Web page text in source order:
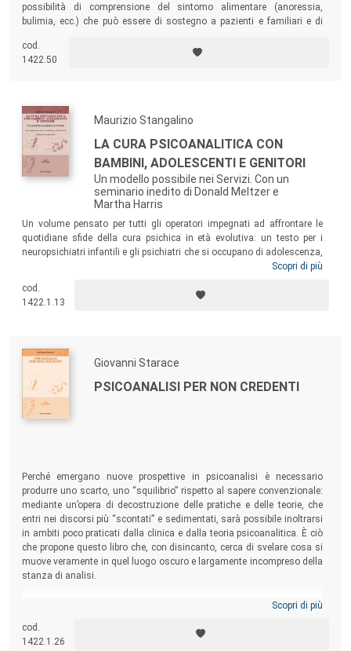
possibilità di comprensione del sintomo alimentare (anoressia,
bulimia, ecc.) che può essere di sostegno a pazienti e familiari e di
può essere una grande opportunità per tutti coloro che sono interessati
a riflettere sulla complessa relazione che intratteniamo nel corso della
cod.
1422.50
Maurizio Stangalino
LA CURA PSICOANALITICA CON
BAMBINI, ADOLESCENTI E GENITORI
Un modello possibile nei Servizi. Con un
seminario inedito di Donald Meltzer e
Martha Harris
Un volume pensato per tutti gli operatori impegnati ad affrontare le
quotidiane sfide della cura psichica in età evolutiva: un testo per i
neuropsichiatri infantili e gli psichiatri che si occupano di adolescenza,
per gli psicoterapeuti, gli psicologi e tutto il personale delle équipes
interessato alla psicoanalisi nel lavoro clinico, chi la pratichi, la viva e
la trasmetta in modo appassionato e creativo, ne coltivi il pensiero e
Scopri di più
cod.
1422.1.13
Giovanni Starace
PSICOANALISI PER NON CREDENTI
Perché emergano nuove prospettive in psicoanalisi è necessario
produrre uno scarto, uno “squilibrio” rispetto al sapere convenzionale:
mediante un’opera di decostruzione delle pratiche e delle teorie, che
entri nei discorsi più “scontati” e sedimentati, sarà possibile inoltrarsi
in ambiti poco praticati dalla clinica e dalla teoria psicoanalitica. È ciò
che propone questo libro che, con disincanto, cerca di svelare cosa si
muove veramente in quel luogo oscuro e largamente incompreso della
stanza di analisi.
Scopri di più
cod.
1422.1.26